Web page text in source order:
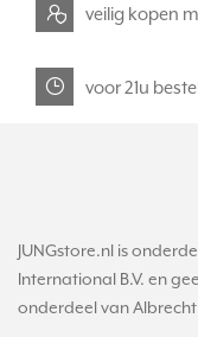
veilig kopen
voor 21u
JUNGstore.nl is
International B.V. en
onderdeel van Albrecht